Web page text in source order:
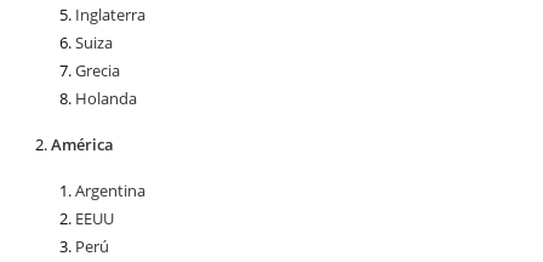
Inglaterra
Suiza
Grecia
Holanda
América
Argentina
EEUU
Perú